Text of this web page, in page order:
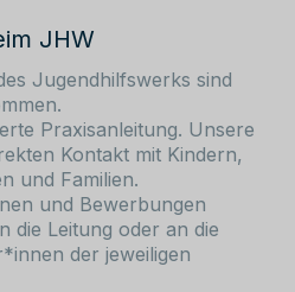
JHW
Jugendhilfswerks sind
Praxisanleitung. Unsere
Kontakt mit Kindern,
und Familien.
und Bewerbungen
die Leitung oder an die
der jeweiligen